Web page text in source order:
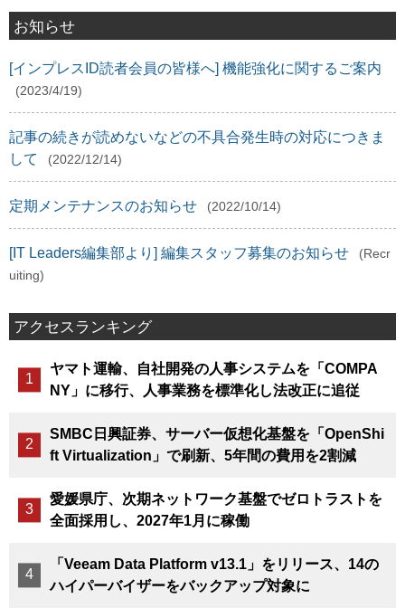
お知らせ
[インプレスID読者会員の皆様へ] 機能強化に関するご案内
(2023/4/19)
記事の続きが読めないなどの不具合発生時の対応につきま
して
(2022/12/14)
定期メンテナンスのお知らせ (2022/10/14)
[IT Leaders編集部より] 編集スタッフ募集のお知らせ
(Recr
uiting)
アクセスランキング
ヤマト運輸、自社開発の人事システムを「COMPA
NY」に移行、人事業務を標準化し法改正に追従
SMBC日興証券、サーバー仮想化基盤を「OpenShi
ft Virtualization」で刷新、5年間の費用を2割減
愛媛県庁、次期ネットワーク基盤でゼロトラストを
全面採用し、2027年1月に稼働
「Veeam Data Platform v13.1」をリリース、14の
ハイパーバイザーをバックアップ対象に